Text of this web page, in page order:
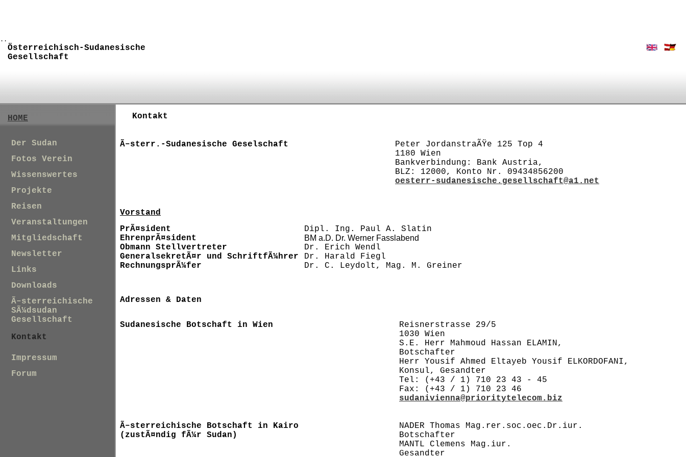
..
Österreichisch-Sudanesische
Gesellschaft
HOME
Der Sudan
Fotos Verein
Wissenswertes
Projekte
Reisen
Veranstaltungen
Mitgliedschaft
Newsletter
Links
Downloads
Ã–sterreichische
SÃ¼dsudan
Gesellschaft
Kontakt
Impressum
Forum
Kontakt
Ã–sterr.-Sudanesische Geselschaft
Peter JordanstraÃŸe 125 Top 4
1180 Wien
Bankverbindung: Bank Austria,
BLZ: 12000, Konto Nr. 09434856200
oesterr-sudanesische.gesellschaft@a1.net
Vorstand
PrÃ¤sident
EhrenprÃ¤sident
Dipl. Ing. Paul A. Slatin
BM a.D. Dr. Werner Fasslabend
Obmann Stellvertreter
Dr. Erich Wendl
GeneralsekretÃ¤r und SchriftfÃ¼hrer
Dr. Harald Fiegl
RechnungsprÃ¼fer
Dr. C. Leydolt, Mag. M. Greiner
Adressen & Daten
Sudanesische Botschaft in Wien
Ã–sterreichische Botschaft in Kairo
(zustÃ¤ndig fÃ¼r Sudan)
Reisnerstrasse 29/5
1030 Wien
S.E. Herr Mahmoud Hassan ELAMIN,
Botschafter
Herr Yousif Ahmed Eltayeb Yousif ELKORDOFANI,
Konsul, Gesandter
Tel: (+43 / 1) 710 23 43 - 45
Fax: (+43 / 1) 710 23 46
sudanivienna@prioritytelecom.biz
NADER Thomas Mag.rer.soc.oec.Dr.iur.
Botschafter
MANTL Clemens Mag.iur.
Gesandter